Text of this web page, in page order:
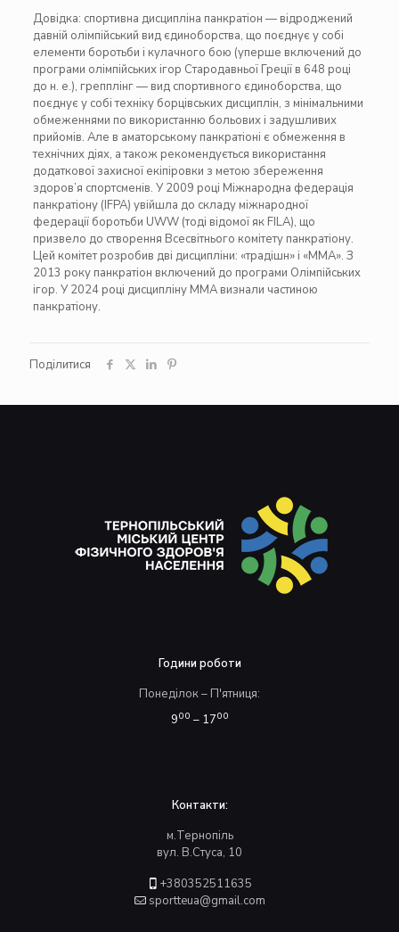
Довідка: спортивна дисципліна панкратіон — відроджений
давній олімпійський вид єдиноборства, що поєднує у собі
елементи боротьби і кулачного бою (уперше включений до
програми олімпійських ігор Стародавньої Греції в 648 році
до н. е.), грепплінг — вид спортивного єдиноборства, що
поєднує у собі техніку борцівських дисциплін, з мінімальними
обмеженнями по використанню больових і задушливих
прийомів. Але в аматорському панкратіоні є обмеження в
технічних діях, а також рекомендується використання
додаткової захисної екіпіровки з метою збереження
здоров’я спортсменів. У 2009 році Міжнародна федерація
панкратіону (IFPA) увійшла до складу міжнародної
федерації боротьби UWW (тоді відомої як FILA), що
призвело до створення Всесвітнього комітету панкратіону.
Цей комітет розробив дві дисципліни: «традішн» і «MMA». З
2013 року панкратіон включений до програми Олімпійських
ігор. У 2024 році дисципліну ММА визнали частиною
панкратіону.
Поділитися
Години роботи
Понеділок – П'ятниця:
900 – 1700
Контакти:
м.Тернопіль
вул. В.Стуса, 10
+380352511635
sportteua@gmail.com